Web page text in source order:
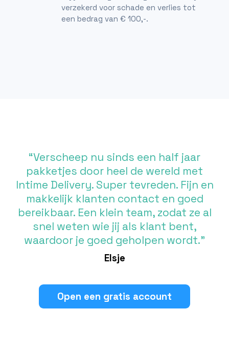
verzekerd voor schade en verlies tot
een bedrag van € 100,-.
“Verscheep nu sinds een half jaar
pakketjes door heel de wereld met
Intime Delivery. Super tevreden. Fijn en
makkelijk klanten contact en goed
bereikbaar. Een klein team, zodat ze al
snel weten wie jij als klant bent,
waardoor je goed geholpen wordt.”
Elsje
Open een gratis account